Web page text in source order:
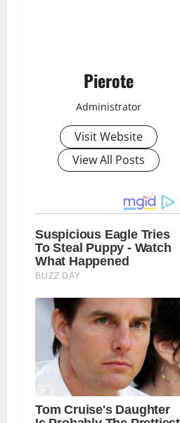
Pierote
Administrator
Visit Website
View All Posts